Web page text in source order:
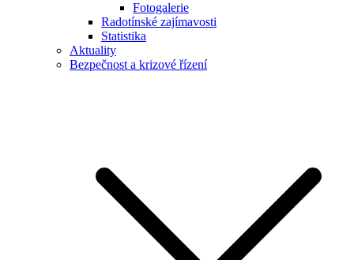
Fotogalerie
Radotínské zajímavosti
Statistika
Aktuality
Bezpečnost a krizové řízení